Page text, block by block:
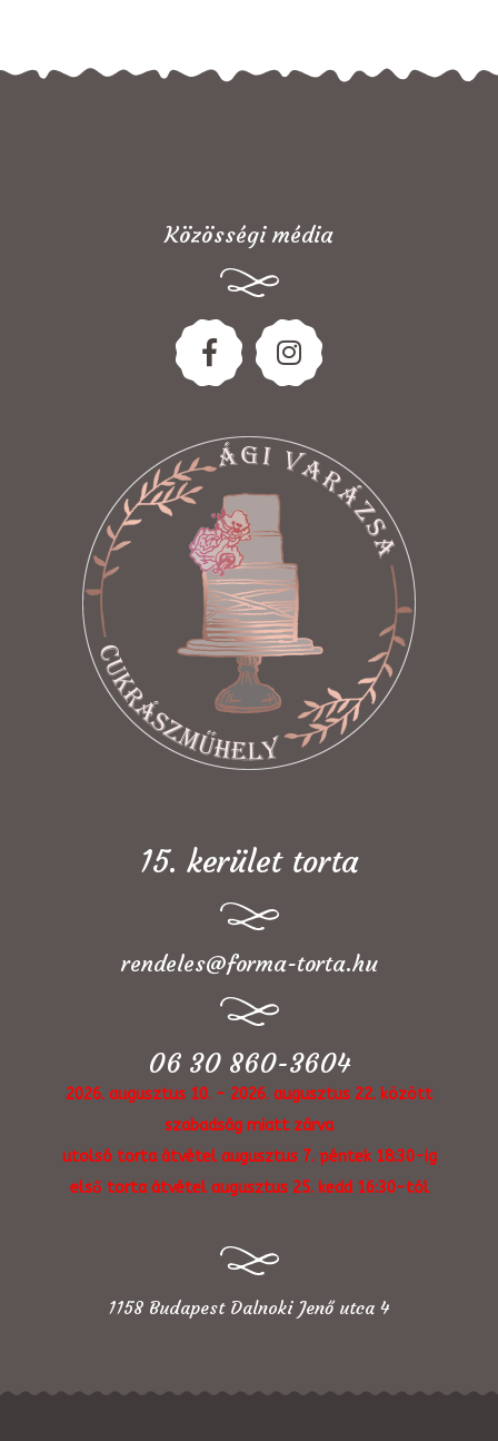
Közösségi média
15. kerület torta
rendeles@forma-torta.hu
06 30 860-3604
2026. augusztus 10. - 2026. augusztus 22. között
szabadság miatt zárva
utolsó torta átvétel augusztus 7. péntek 18:30-ig
első torta átvétel augusztus 25. kedd 16:30-tól
1158 Budapest Dalnoki Jenő utca 4